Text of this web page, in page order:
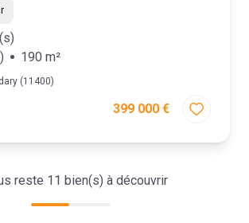
190 m²
(11400)
399 000 €
reste 11 bien(s) à découvrir